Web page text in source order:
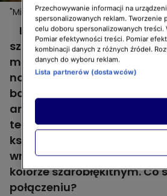
"Mieszkanie na miarę": wielki powrót
Lastryko lata temu było
szkołach, w urzędach i
mieszkaniach. Teraz wróciły
nową nazwą - terazzo. Do
bohaterki 2. odcinka
architektka wnętrz
terazzo na płytkach
kształcie plastra miodu. Do
wnęce nad wanną, dobrała
kolorze szarobłękitnym. Co
połączeniu?
Przechowywanie informacji na
spersonalizowanych reklam.
celu doboru spersonalizowanych
Pomiar efektywności treści. Pomiar
kombinacji danych z różnych źródeł.
danych do wyboru reklam.
Lista partnerów (dostawców)